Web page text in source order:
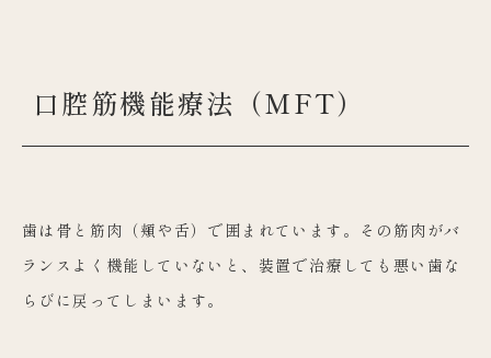
口腔筋機能療法（MFT）
歯は骨と筋肉（頬や舌）で囲まれています。その筋肉がバ
ランスよく機能していないと、装置で治療しても悪い歯な
らびに戻ってしまいます。